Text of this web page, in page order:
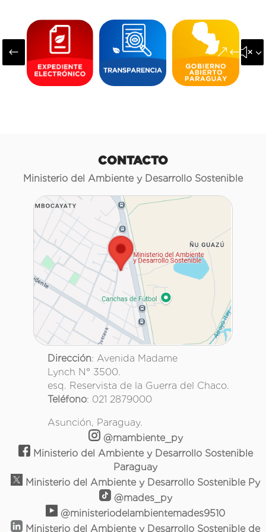
#
CONTACTO
Ministerio del Ambiente y Desarrollo Sostenible
Dirección: Avenida Madame
Lynch N° 3500.
esq. Reservista de la Guerra del Chaco.
Teléfono: 021 2879000
Asunción, Paraguay.
@mambiente_py
Ministerio del Ambiente y Desarrollo Sostenible
Paraguay
Ministerio del Ambiente y Desarrollo Sostenible Py
@mades_py
@ministeriodelambientemades9510
Ministerio del Ambiente y Desarrollo Sostenible de